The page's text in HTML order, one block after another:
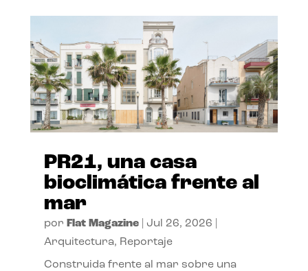
PR21, una casa
bioclimática frente al
mar
por Flat Magazine| Jul 26, 2026
Arquitectura, Reportaje
Construida frente al mar sobre una